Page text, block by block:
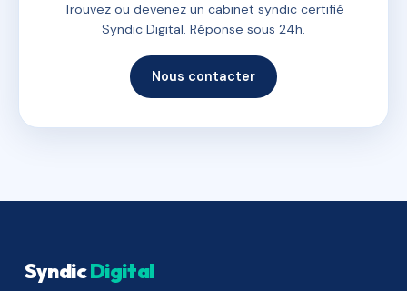
Trouvez ou devenez un cabinet syndic certifié
Syndic Digital. Réponse sous 24h.
Nous contacter
SyndicDigital